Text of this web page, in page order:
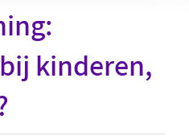
kinderen,